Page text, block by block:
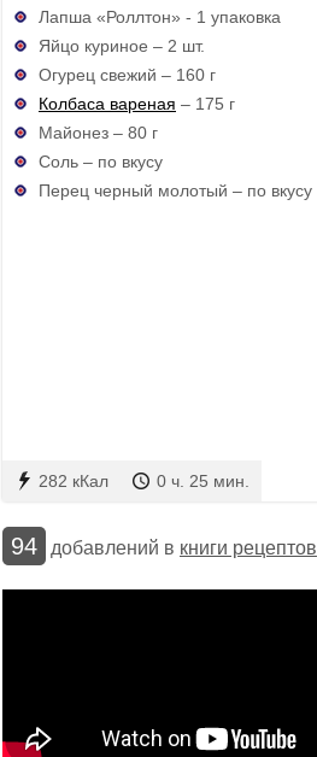
Лапша «Роллтон» - 1 упаковка
Яйцо куриное – 2 шт.
Огурец свежий – 160 г
Колбаса вареная – 175 г
Майонез – 80 г
Соль – по вкусу
Перец черный молотый – по вкусу
282 кКал 0 ч. 25 мин.
94 добавлений в книги рецептов